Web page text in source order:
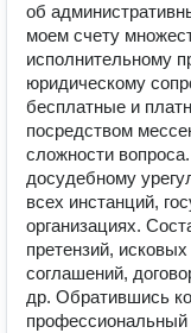
об
моем счету
исполнительному
юридическому
бесплатные и
посредством
сложности
досудебному
всех инстанций,
организациях.
претензий,
соглашений,
др. Обратившись
профессиональный